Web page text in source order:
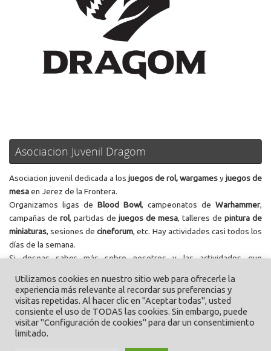
Asociacion Juvenil Dragom
Asociacion juvenil dedicada a los juegos de rol, wargamesyjuegos de
mesaen Jerez de la Frontera.
Organizamos ligas de Blood Bowl, campeonatos de Warhammer,
campañas de rol, partidas de juegos de mesa, talleres de pintura de
miniaturas, sesiones decineforum, etc. Hay actividades casi todos los
días de la semana.
Si deseas saber más sobre nosotros y las actividades que
Esta web tiene una política de privacidad que puedes consultar
Utilizamos cookies en nuestro sitio web para ofrecerle la
experiencia más relevante al recordar sus preferencias y
visitas repetidas. Al hacer clic en "Aceptar todas", usted
consiente el uso de TODAS las cookies. Sin embargo, puede
visitar "Configuración de cookies" para dar un consentimiento
limitado.